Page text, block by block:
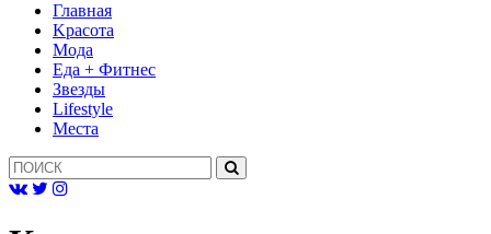
Главная
Kрасота
Мода
Еда + Фитнес
Звезды
Lifestyle
Mеста